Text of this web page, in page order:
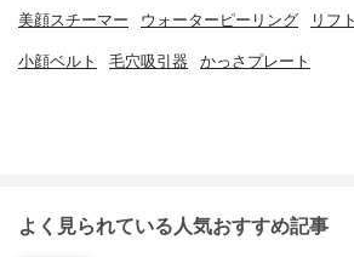
美顔スチーマー ウォーターピーリング リフ
小顔ベルト 毛穴吸引器 かっさプレート
よく見られている人気おすすめ記事